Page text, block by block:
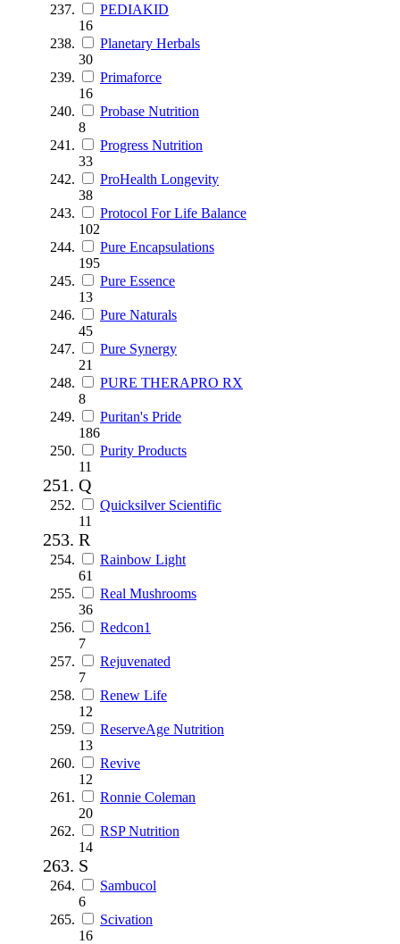
PEDIAKID
16
Planetary Herbals
30
Primaforce
16
Probase Nutrition
8
Progress Nutrition
33
ProHealth Longevity
38
Protocol For Life Balance
102
Pure Encapsulations
195
Pure Essence
13
Pure Naturals
45
Pure Synergy
21
PURE THERAPRO RX
8
Puritan's Pride
186
Purity Products
11
Q
Quicksilver Scientific
11
R
Rainbow Light
61
Real Mushrooms
36
Redcon1
7
Rejuvenated
7
Renew Life
12
ReserveAge Nutrition
13
Revive
12
Ronnie Coleman
20
RSP Nutrition
14
S
Sambucol
6
Scivation
16